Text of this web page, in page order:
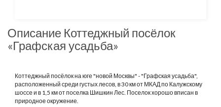
Описание Коттеджный посёлок
«Графская усадьба»
Коттеджный посёлок на юге "новой Москвы" - "Графская усадьба",
расположенный среди густых лесов, в 30 км от МКАД по Калужскому
шоссе и в 1,5 км от поселка Шишкин Лес. Поселок хорошо вписан в
природное окружение.